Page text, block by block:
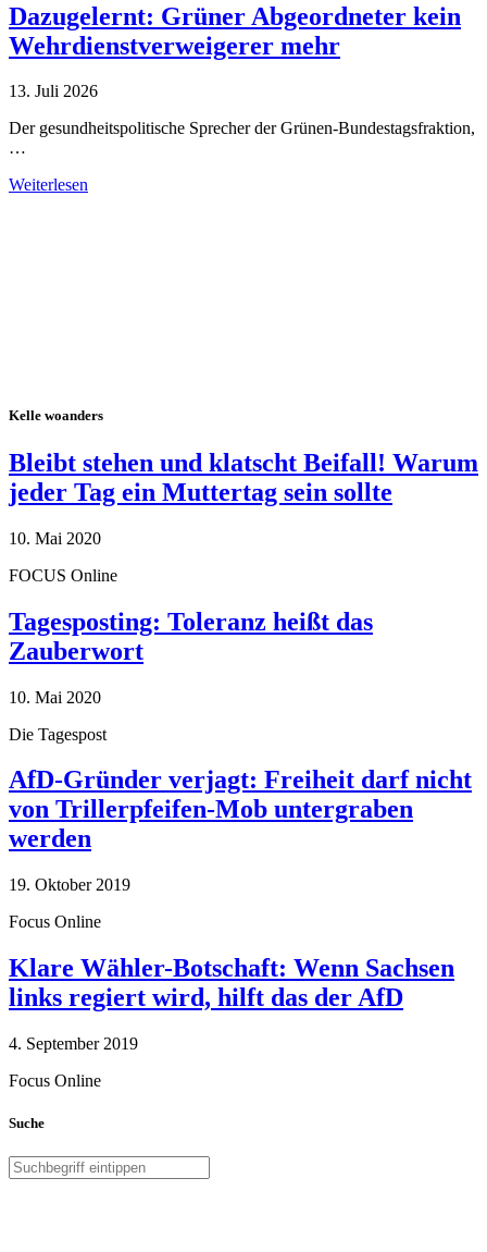
Dazugelernt: Grüner Abgeordneter kein
Wehrdienstverweigerer mehr
13. Juli 2026
Der gesundheitspolitische Sprecher der Grünen-Bundestagsfraktion,
…
Weiterlesen
Kelle woanders
Bleibt stehen und klatscht Beifall! Warum
jeder Tag ein Muttertag sein sollte
10. Mai 2020
FOCUS Online
Tagesposting: Toleranz heißt das
Zauberwort
10. Mai 2020
Die Tagespost
AfD-Gründer verjagt: Freiheit darf nicht
von Trillerpfeifen-Mob untergraben
werden
19. Oktober 2019
Focus Online
Klare Wähler-Botschaft: Wenn Sachsen
links regiert wird, hilft das der AfD
4. September 2019
Focus Online
Suche